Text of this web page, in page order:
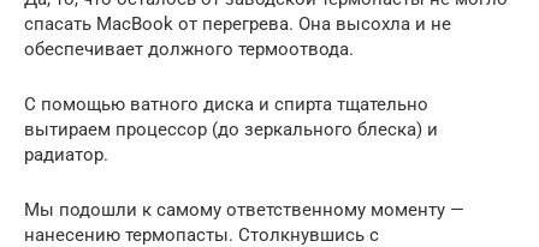
спасать MacBook от перегрева. Она высохла и не
обеспечивает должного термоотвода.
С помощью ватного диска и спирта тщательно
вытираем процессор (до зеркального блеска) и
радиатор.
Мы подошли к самому ответственному моменту —
нанесению термопасты. Столкнувшись с